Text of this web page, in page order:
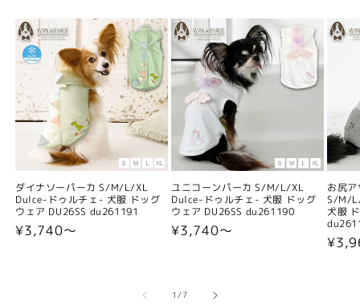
ダイナソーパーカ S/M/L/XL
Dulce-ドゥルチェ- 犬服 ドッグ
ウェア DU26SS du261191
通
¥3,740〜
ユニコーンパーカ S/M/L/XL
Dulce-ドゥルチェ- 犬服 ドッグ
ウェア DU26SS du261190
通
¥3,740〜
お尻
S/M/
犬服
通
1/の
7